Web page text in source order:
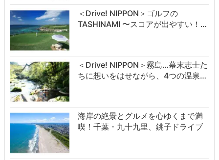
＜Drive! NIPPON＞ゴルフの
TASHINAMI 〜スコアが出やすい！…
＜Drive! NIPPON＞霧島…幕末志士た
ちに想いをはせながら、4つの温泉…
海岸の絶景とグルメを心ゆくまで満
喫！千葉・九十九里、銚子ドライブ